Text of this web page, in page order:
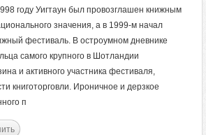
году Уигтаун был провозглашен книжным
значения, а в 1999-м начал
фестиваль. В остроумном дневнике
самого крупного в Шотландии
и активного участника фестиваля,
книготорговли. Ироничное и дерзкое
п